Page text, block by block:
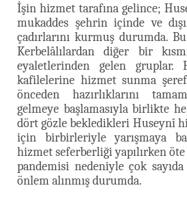
İşin hizmet tarafına gelince;
mukaddes şehrin içinde ve
çadırlarını kurmuş durumda.
Kerbelâlılardan diğer bir
eyaletlerinden gelen gruplar.
kafilelerine hizmet sunma
önceden hazırlıklarını
gelmeye başlamasıyla birlikte
dört gözle bekledikleri Huseynî
için birbirleriyle yarışmaya
hizmet seferberliği yapılırken öte
pandemisi nedeniyle çok
önlem alınmış durumda.